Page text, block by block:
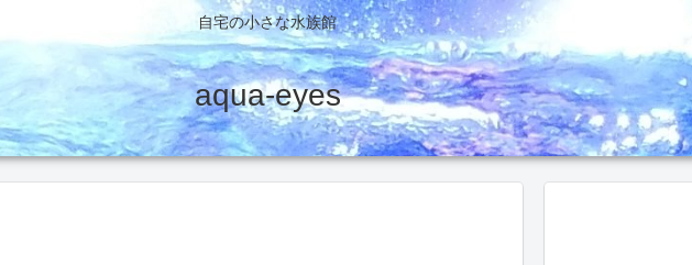
自宅の小さな水族館
aqua-eyes